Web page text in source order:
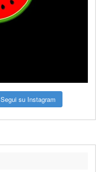
Segui su Instagram